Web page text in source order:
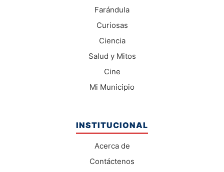
Farándula
Curiosas
Ciencia
Salud y Mitos
Cine
Mi Municipio
INSTITUCIONAL
Acerca de
Contáctenos